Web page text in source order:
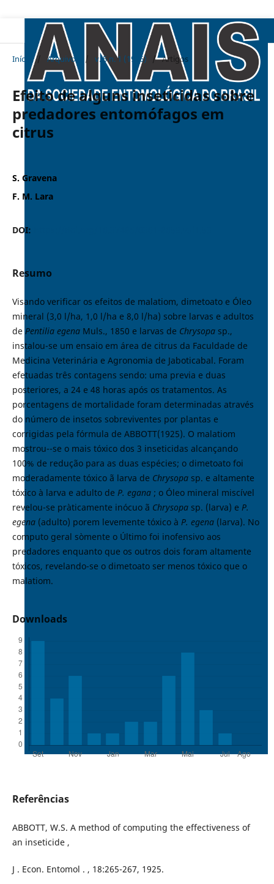
Início / Arquivos / v. 5 n. 1 (1976) / Artigos
Efeito de alguns inseticidas sobre
predadores entomófagos em
citrus
S. Gravena
F. M. Lara
DOI:
Resumo
Visando verificar os efeitos de malatiom, dimetoato e Óleo
mineral (3,0 l/ha, 1,0 l/ha e 8,0 l/ha) sobre larvas e adultos
de Pentilia egenaMuls., 1850 e larvas de Chrysopasp.,
instalou-se um ensaio em área de citrus da Faculdade de
Medicina Veterinária e Agronomia de Jaboticabal. Foram
efetuadas três contagens sendo: uma previa e duas
posteriores, a 24 e 48 horas após os tratamentos. As
porcentagens de mortalidade foram determinadas através
do número de insetos sobreviventes por plantas e
corrigidas pela fórmula de ABBOTT(1925). O malatiom
mostrou--se o mais tóxico dos 3 inseticidas alcançando
100% de redução para as duas espécies; o dimetoato foi
moderadamente tóxico ã larva de Chrysopasp. e altamente
tóxico à larva e adulto de P. egana; o Óleo mineral miscível
revelou-se pràticamente inócuo ã Chrysopasp. (larva) e P.
egena(adulto) porem levemente tóxico à P. egena(larva). No
computo geral sòmente o Último foi inofensivo aos
predadores enquanto que os outros dois foram altamente
tóxicos, revelando-se o dimetoato ser menos tóxico que o
malatiom.
Downloads
Referências
ABBOTT, W.S. A method of computing the effectiveness of
an inseticide ,
J . Econ. Entomol . , 18:265-267, 1925.